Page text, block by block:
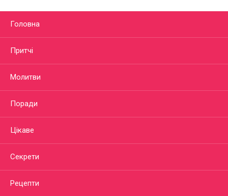
Головна
Притчі
Молитви
Поради
Цікаве
Секрети
Рецепти